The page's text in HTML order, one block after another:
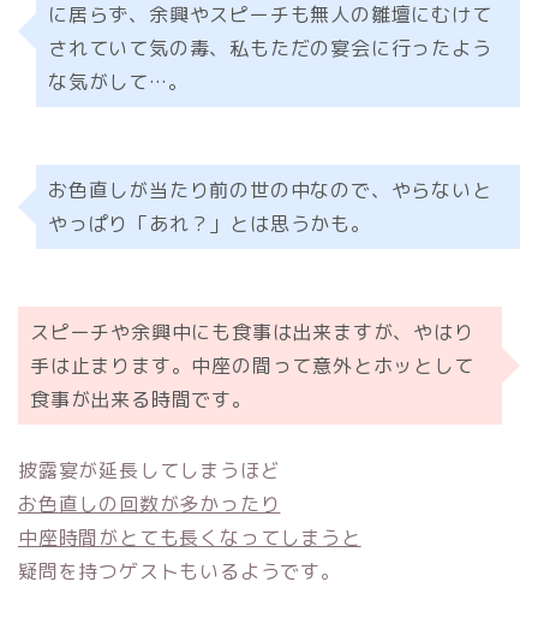
に居らず、余興やスピーチも無人の雛壇にむけて
されていて気の毒、私もただの宴会に行ったよう
な気がして…。
お色直しが当たり前の世の中なので、やらないと
やっぱり「あれ？」とは思うかも。
スピーチや余興中にも食事は出来ますが、やはり
手は止まります。中座の間って意外とホッとして
食事が出来る時間です。
披露宴が延長してしまうほど
お色直しの回数が多かったり
中座時間がとても長くなってしまうと
疑問を持つゲストもいるようです。